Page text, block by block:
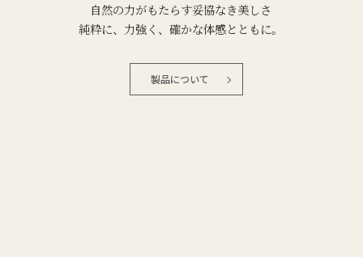
自然の力がもたらす妥協なき美しさ
純粋に、力強く、確かな体感とともに。
製品について